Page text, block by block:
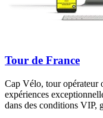
Tour de France
Cap Vélo, tour opérateur
expériences
dans des conditions VIP,